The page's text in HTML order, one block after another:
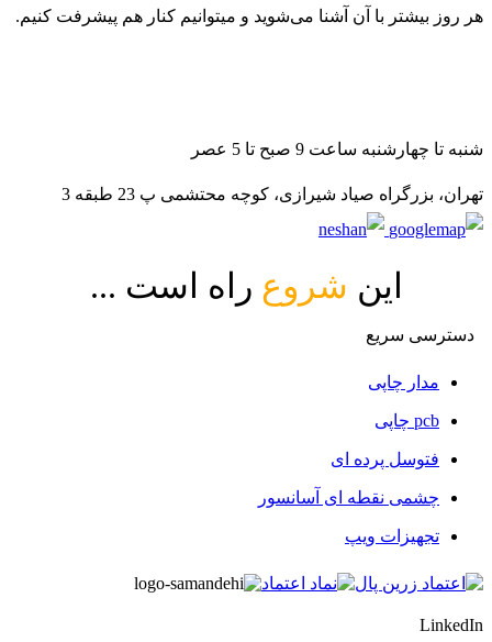
هر روز بیشتر با آن آشنا می‌شوید و میتوانیم کنار هم پیشرفت کنیم.
شنبه تا چهارشنبه ساعت 9 صبح تا 5 عصر
تهران، بزرگراه صیاد شیرازی، کوچه محتشمی پ 23 طبقه 3
این شروع راه است ...
دسترسی سریع
مدار چاپی
pcb چاپی
فتوسل پرده ای
چشمی نقطه ای آسانسور
تجهیزات ویپ
LinkedIn